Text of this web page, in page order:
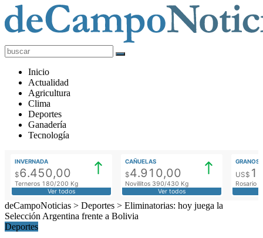
deCampoNoticias
Actualidad
Agropecuaria
Inicio
Actualidad
Agricultura
Clima
Deportes
Ganadería
Tecnología
INVERNADA
$6.450,00
Terneros 180/200 Kg
Ver todos
CAÑUELAS
$4.910,00
Novillitos 390/430 Kg
Ver todos
GRANOS
US$
Rosario
deCampoNoticias > Deportes > Eliminatorias: hoy juega la
Selección Argentina frente a Bolivia
Deportes